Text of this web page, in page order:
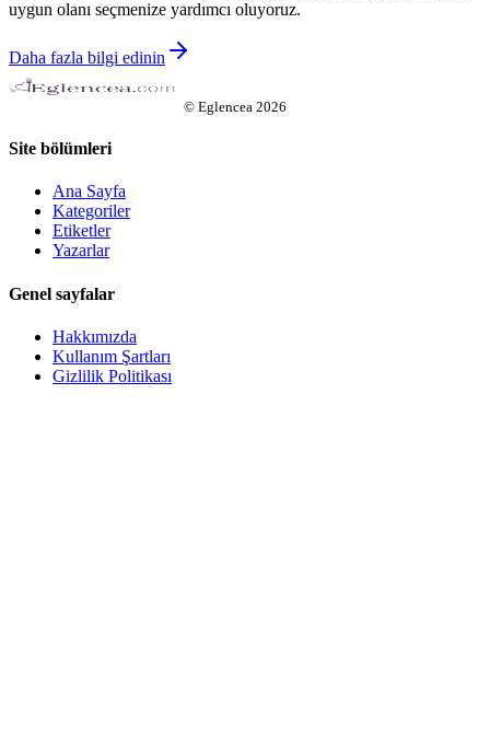
uygun olanı seçmenize yardımcı oluyoruz.
Daha fazla bilgi edinin
© Eglencea 2026
Site bölümleri
Ana Sayfa
Kategoriler
Etiketler
Yazarlar
Genel sayfalar
Hakkımızda
Kullanım Şartları
Gizlilik Politikası